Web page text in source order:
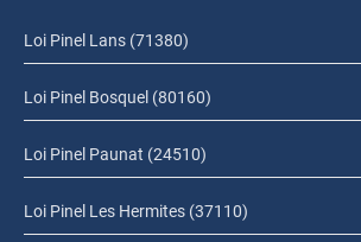
Loi Pinel Lans (71380)
Loi Pinel Bosquel (80160)
Loi Pinel Paunat (24510)
Loi Pinel Les Hermites (37110)